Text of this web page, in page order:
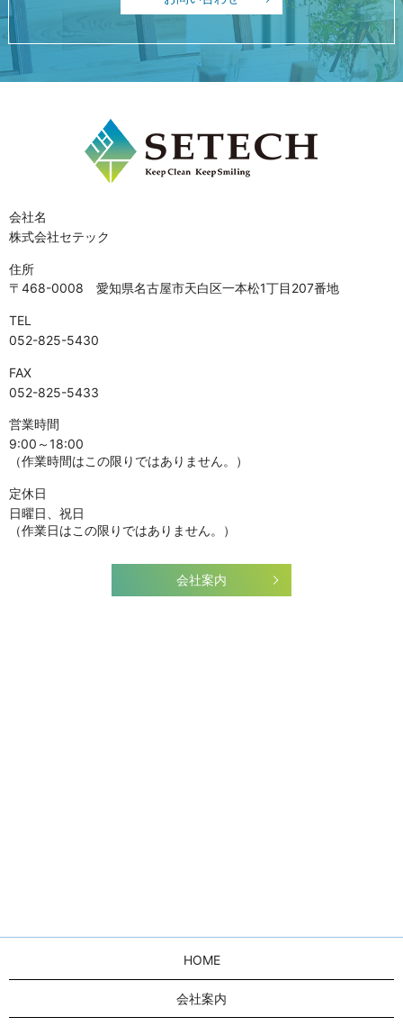
2021/01/19
2021年 お店やオフィスをキレイにするご提案させてく
会社名
株式会社セテック
住所
〒468-0008 愛知県名古屋市天白区一本松1丁目207番地
TEL
052-825-5430
FAX
052-825-5433
営業時間
9:00～18:00
（作業時間はこの限りではありません。）
定休日
日曜日、祝日
（作業日はこの限りではありません。）
会社案内
HOME
会社案内